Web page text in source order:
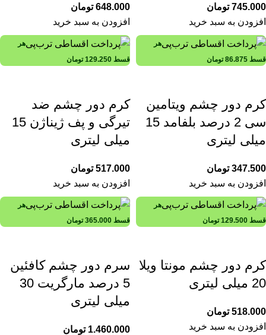
745.000 تومان
افزودن به سبد خرید
648.000 تومان
افزودن به سبد خرید
هر
قسط 86.875 تومان
کرم دور چشم ویتامین
سی 2 درصد بلفامد 15
میلی لیتری
347.500 تومان
افزودن به سبد خرید
هر
قسط 129.250 تومان
کرم دور چشم ضد
تیرگی و پف ژیناژن 15
میلی لیتری
517.000 تومان
افزودن به سبد خرید
هر
قسط 129.500 تومان
کرم دور چشم مونتا ویلا
20 میلی لیتری
518.000 تومان
افزودن به سبد خرید
هر
قسط 365.000 تومان
سرم دور چشم کافئین
5 درصد مارگریت 30
میلی لیتری
1.460.000 تومان